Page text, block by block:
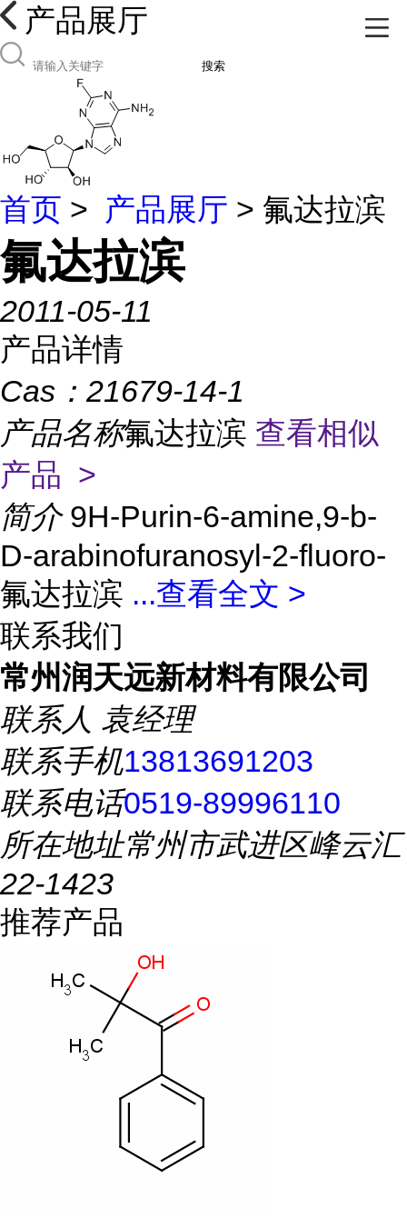
产品展厅
搜索
首页 > 产品展厅 > 氟达拉滨
氟达拉滨
2011-05-11
产品详情
Cas： 21679-14-1
产品名称氟达拉滨 查看相似
产品 >
简介 9H-Purin-6-amine,9-b-
D-arabinofuranosyl-2-fluoro-
氟达拉滨 ...查看全文 >
联系我们
常州润天远新材料有限公司
联系人 袁经理
联系手机13813691203
联系电话0519-89996110
所在地址常州市武进区峰云汇
22-1423
推荐产品